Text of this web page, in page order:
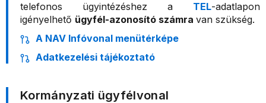
telefonos ügyintézéshez a TEL-adatlapon
igényelhető ügyfél-azonosító számra van szükség.
A NAV Infóvonal menütérképe
Adatkezelési tájékoztató
Kormányzati ügyfélvonal